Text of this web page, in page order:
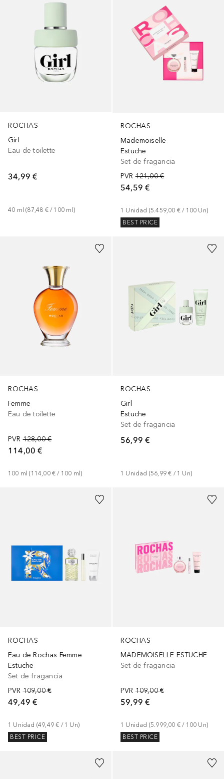
ROCHAS
Girl
Eau de toilette
34,99 €
40 ml (87,48 € / 100 ml )
ROCHAS
Mademoiselle
Estuche
Set de fragancia
PVR 121,00 €
54,59 €
1 Unidad (5.459,00 € / 100 Un)
BEST PRICE
ROCHAS
Femme
Eau de toilette
PVR 128,00 €
114,00 €
100 ml (114,00 € / 100 ml)
ROCHAS
Girl
Estuche
Set de fragancia
56,99 €
1 Unidad (56,99 € / 1 Un)
ROCHAS
Eau de Rochas Femme
Estuche
Set de fragancia
PVR 109,00 €
49,49 €
1 Unidad (49,49 € / 1 Un)
BEST PRICE
ROCHAS
MADEMOISELLE ESTUCHE
Set de fragancia
PVR 109,00 €
59,99 €
1 Unidad (5.999,00 € / 100 Un)
BEST PRICE